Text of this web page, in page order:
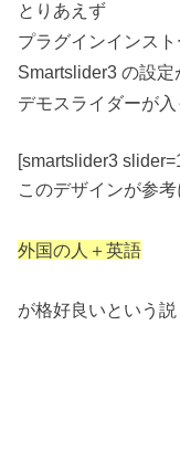
とりあえず
プラグインインス
Smartslider3 の設定
デモスライダーが
[smartslider3
このデザインが参考
外国の人＋英語
が格好良いという